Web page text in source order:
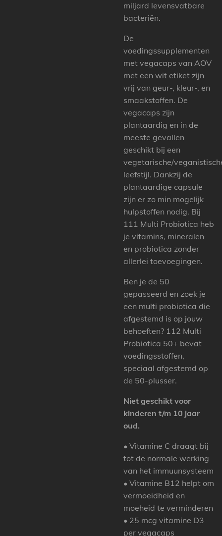
miljard levensvatbare
bacteriën.
De
voedingssupplementen
met vegacaps van AOV
met een wit etiket zijn
vrij van geur-, kleur-, en
smaakstoffen. De
vegacaps zijn
plantaardig en in de
meeste gevallen
geschikt bij een
vegetarische/
leefstijl. Dankzij de
plantaardige capsule
zijn er zo min mogelijk
hulpstoffen nodig. Bij
111 Multi Probiotica heb
je vitamins, mineralen
en probiotica zonder
allerlei toevoegingen.
Ben je de 50
gepasseerd en zoek je
een multi probiotica die
afgestemd is op jouw
behoeften? 112 Multi
Probiotica 50+ bevat
voedingsstoffen,
speciaal afgestemd op
de 50-plusser.
Niet geschikt voor
kinderen t/m 10 jaar
oud.
• Vitamine C draagt bij
tot de normale werking
van het immuunsysteem
• Vitamine B12 helpt om
vermoeidheid en
moeheid te verminderen
• 25 mcg vitamine D3
per vegacaps